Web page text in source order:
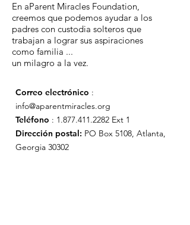
En aParent Miracles Foundation,
creemos que podemos ayudar a los
padres con custodia solteros que
trabajan a lograr sus aspiraciones
como familia ...
un milagro a la vez.
Correo electrónico :
info@aparentmiracles.org
Teléfono : 1.877.411.2282 Ext 1
Dirección postal: PO Box 5108, Atlanta,
Georgia 30302